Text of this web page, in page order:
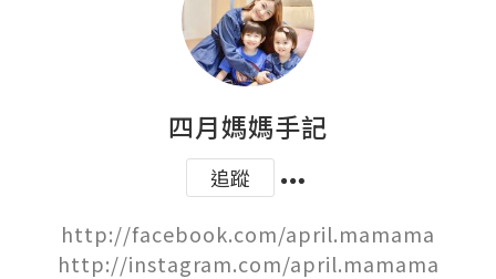
四月媽媽手記
追蹤
http://facebook.com/april.mamama
http://instagram.com/april.mamama